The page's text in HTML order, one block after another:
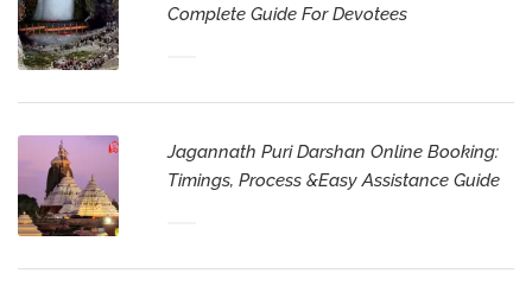
Complete Guide For Devotees
Jagannath Puri Darshan Online Booking:
Timings, Process &Easy Assistance Guide